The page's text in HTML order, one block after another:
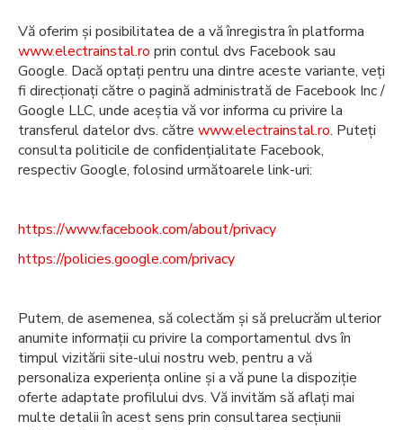
Vă oferim și posibilitatea de a vă înregistra în platforma
www.electrainstal.ro prin contul dvs Facebook sau
Google. Dacă optați pentru una dintre aceste variante, veți
fi direcționați către o pagină administrată de Facebook Inc /
Google LLC, unde aceștia vă vor informa cu privire la
transferul datelor dvs. către www.electrainstal.ro. Puteți
consulta politicile de confidențialitate Facebook,
respectiv Google, folosind următoarele link-uri:
https://www.facebook.com/about/privacy
https://policies.google.com/privacy
Putem, de asemenea, să colectăm și să prelucrăm ulterior
anumite informații cu privire la comportamentul dvs în
timpul vizitării site-ului nostru web, pentru a vă
personaliza experiența online și a vă pune la dispoziție
oferte adaptate profilului dvs. Vă invităm să aflați mai
multe detalii în acest sens prin consultarea secțiunii